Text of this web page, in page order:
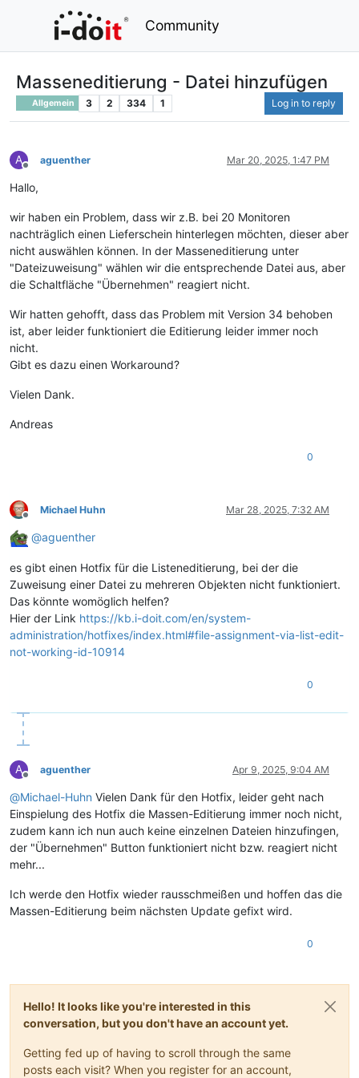
Community
Masseneditierung - Datei hinzufügen
Allgemein 3 2 334 1 Log in to reply
A
Offline
aguenther Mar 20, 2025, 1:47 PM
Hallo,
wir haben ein Problem, dass wir z.B. bei 20 Monitoren
nachträglich einen Lieferschein hinterlegen möchten, dieser aber
nicht auswählen können. In der Masseneditierung unter
"Dateizuweisung" wählen wir die entsprechende Datei aus, aber
die Schaltfläche "Übernehmen" reagiert nicht.
Wir hatten gehofft, dass das Problem mit Version 34 behoben
ist, aber leider funktioniert die Editierung leider immer noch
nicht.
Gibt es dazu einen Workaround?
Vielen Dank.
Andreas
0
Offline
Michael Huhn Mar 28, 2025, 7:32 AM
@aguenther
es gibt einen Hotfix für die Listeneditierung, bei der die
Zuweisung einer Datei zu mehreren Objekten nicht funktioniert.
Das könnte womöglich helfen?
Hier der Link https://kb.i-doit.com/en/system-
administration/hotfixes/index.html#file-assignment-via-list-edit-
not-working-id-10914
0
A
Offline
aguenther Apr 9, 2025, 9:04 AM
@Michael-Huhn Vielen Dank für den Hotfix, leider geht nach
Einspielung des Hotfix die Massen-Editierung immer noch nicht,
zudem kann ich nun auch keine einzelnen Dateien hinzufingen,
der "Übernehmen" Button funktioniert nicht bzw. reagiert nicht
mehr...
Ich werde den Hotfix wieder rausschmeißen und hoffen das die
Massen-Editierung beim nächsten Update gefixt wird.
0
Hello! It looks like you're interested in this
conversation, but you don't have an account yet.
Getting fed up of having to scroll through the same
posts each visit? When you register for an account,